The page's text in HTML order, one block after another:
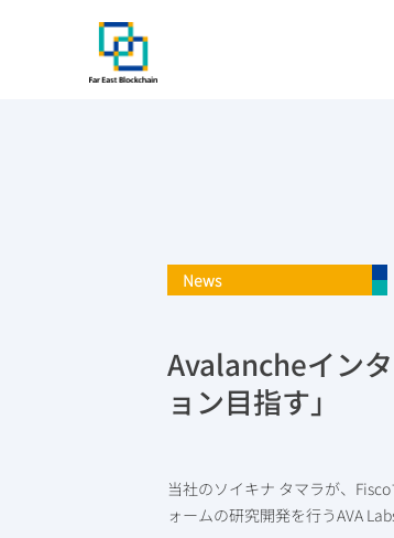
News
Avalancheイン
ョン目指す」
当社のソイキナ タマラが、
ォームの研究開発を行うAVA